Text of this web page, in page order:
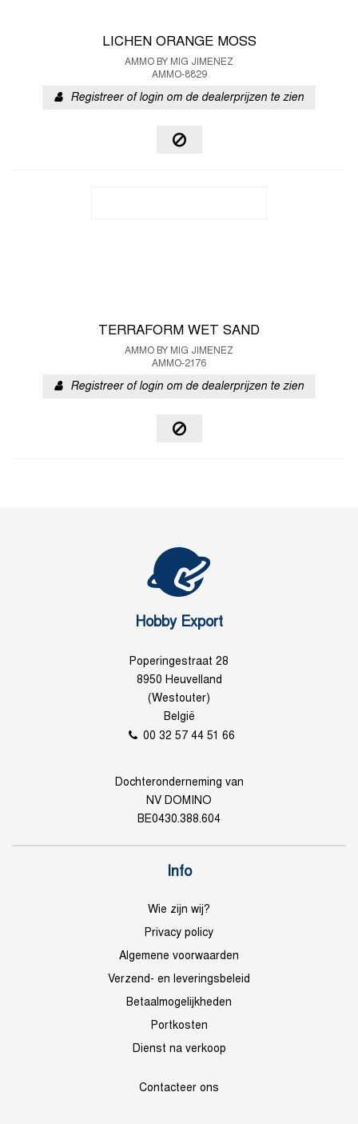
LICHEN ORANGE MOSS
AMMO BY MIG JIMENEZ
AMMO-8829
Registreer of login om de dealerprijzen te zien
TERRAFORM WET SAND
AMMO BY MIG JIMENEZ
AMMO-2176
Registreer of login om de dealerprijzen te zien
Hobby Export
Poperingestraat 28
8950 Heuvelland
(Westouter)
België
00 32 57 44 51 66
Dochteronderneming van
NV DOMINO
BE0430.388.604
Info
Wie zijn wij?
Privacy policy
Algemene voorwaarden
Verzend- en leveringsbeleid
Betaalmogelijkheden
Portkosten
Dienst na verkoop
Contacteer ons